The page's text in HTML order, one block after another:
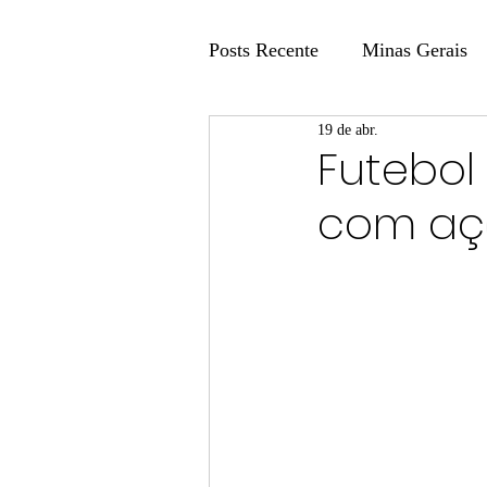
Posts Recente Minas Gerais
Coluna Fatos e Versões
Coluna: Agenda 21
com
19 de abr.